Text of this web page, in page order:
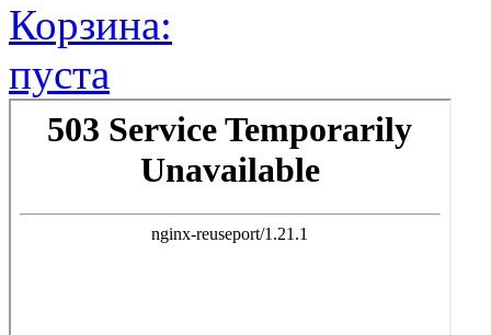
Корзина:
пуста